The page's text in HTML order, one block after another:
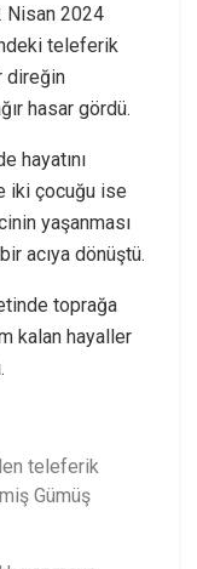
Nisan 2024
teleferik
direğin
hasar gördü.
hayatını
iki çocuğu ise
yaşanması
acıya dönüştü.
toprağa
kalan hayaller
teleferik
Gümüş